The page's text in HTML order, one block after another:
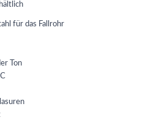
für das Fallrohr
Ton